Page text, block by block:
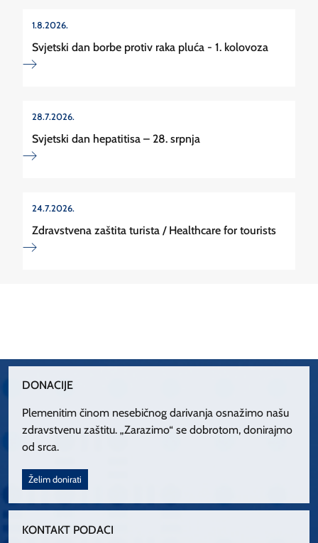
1.8.2026.
Svjetski dan borbe protiv raka pluća - 1. kolovoza
28.7.2026.
Svjetski dan hepatitisa – 28. srpnja
24.7.2026.
Zdravstvena zaštita turista / Healthcare for tourists
DONACIJE
Plemenitim činom nesebičnog darivanja osnažimo našu
zdravstvenu zaštitu. „Zarazimo“ se dobrotom, donirajmo
od srca.
Želim donirati
KONTAKT PODACI